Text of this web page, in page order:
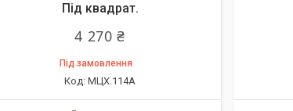
Під квадрат.
4 270 ₴
Під замовлення
МЦХ.114А